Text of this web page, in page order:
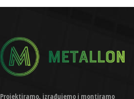
Projektiramo, izrađujemo i montiramo